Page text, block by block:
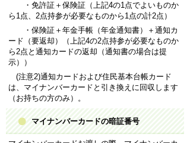
・免許証＋保険証（上記4の1点でよいものか
ら1点、2点持参が必要なものから1点の計2点）
・保険証＋年金手帳（年金通知書）＋通知カ
ード（要返却）（上記4の2点持参が必要なものか
ら2点と通知カードの返却（通知書の場合は提
示））
(注意2)通知カードおよび住民基本台帳カード
は、マイナンバーカードと引き換えに回収します
（お持ちの方のみ）。
マイナンバーカードの暗証番号